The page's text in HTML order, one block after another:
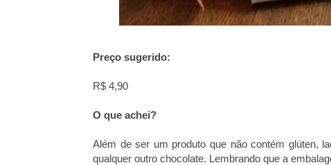
Preço sugerido:
R$ 4,90
O que achei?
Além de ser um produto que não contém glúten,
qualquer outro chocolate. Lembrando que a